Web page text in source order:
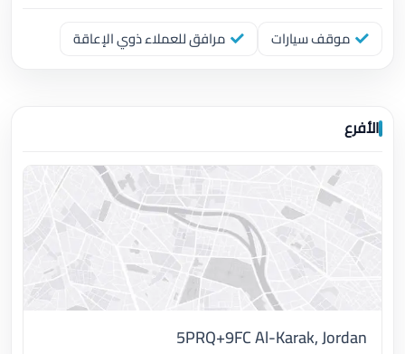
موقف سيارات مرافق للعملاء ذوي الإعاقة
الأفرع
5PRQ+9FC Al-Karak, Jordan